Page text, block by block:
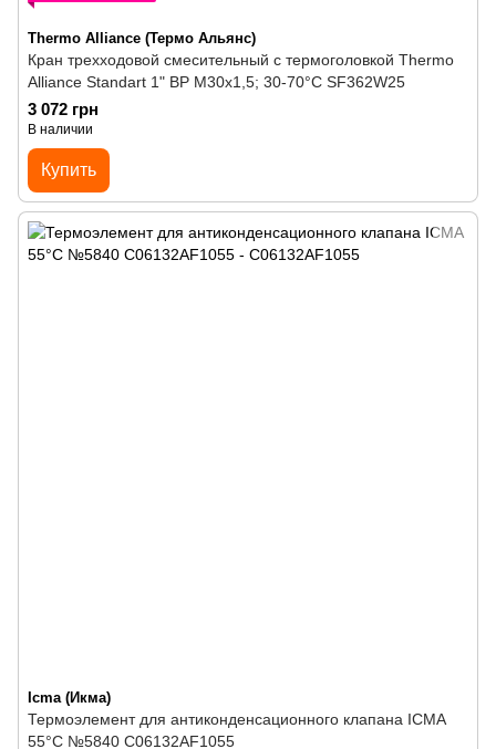
Thermo Alliance (Термо Альянс)
Кран трехходовой смесительный с термоголовкой Thermo
Alliance Standart 1" ВР M30x1,5; 30-70°С SF362W25
3 072 грн
В наличии
Купить
Icma (Икма)
Термоэлемент для антиконденсационного клапана ICMA
55°C №5840 C06132AF1055